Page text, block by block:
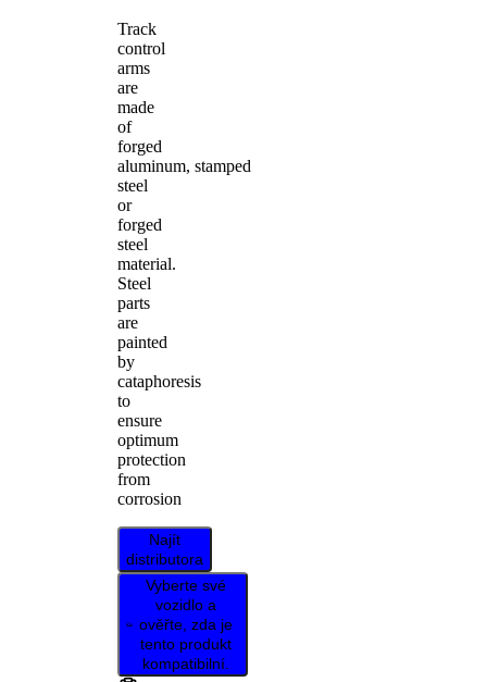
Track
control
arms
are
made
of
forged
aluminum, stamped
steel
or
forged
steel
material.
Steel
parts
are
painted
by
cataphoresis
to
ensure
optimum
protection
from
corrosion
Najít
distributora
Vyberte své
vozidlo a
ověřte, zda je
tento produkt
kompatibilní.